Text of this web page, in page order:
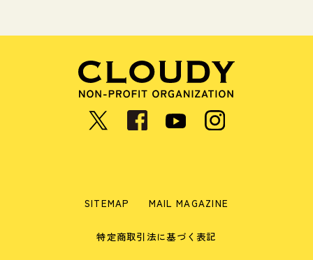
SITEMAP MAIL MAGAZINE
特定商取引法に基づく表記